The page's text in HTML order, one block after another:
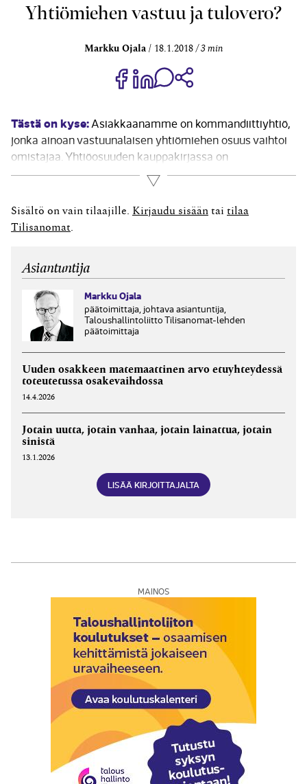
Yhtiömiehen vastuu ja tulovero?
Markku Ojala 18.1.2018 3 min
Jaa Share on Facebook
Jaa Share on LinkedIn
Jaa WhatsApp-viestinä
Tästä on kyse:Asiakkaanamme on kommandiittiyhtiö,
jonka ainoan vastuunalaisen yhtiömiehen osuus vaihtoi
omistajaa. Yhtiöosuuden kauppakirjassa on
sopimusehto, jonka mukaan aiempi omistaja vastaa
hänen omistusajaltaan määrättävistä veroista.
Omistajanvaihdoksen jälkeen yhtiöön tehtiin
verotarkastus. Tarkastuksessa ilmeni virheitä, jotka
Lue lisää
Sisältö on vain tilaajille. Kirjaudu sisään tai tilaa
Tilisanomat
Asiantuntija
Markku Ojala
päätoimittaja, johtava asiantuntija,
Taloushallintoliitto Tilisanomat-lehden
päätoimittaja
Uuden osakkeen matemaattinen arvo etuyhteydessä
toteutetussa osakevaihdossa
14.4.2026
Jotain uutta, jotain vanhaa, jotain lainattua, jotain
sinistä
13.1.2026
LISÄÄ KIRJOITTAJALTA
MAINOS